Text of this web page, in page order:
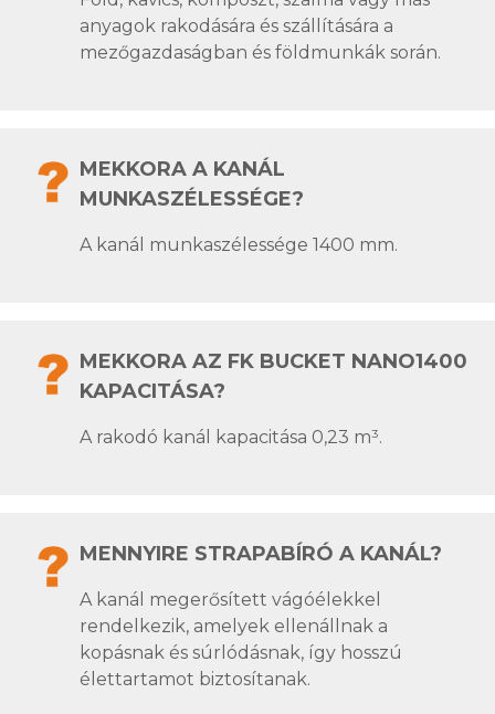
anyagok rakodására és szállítására a
mezőgazdaságban és földmunkák során.
MEKKORA A KANÁL
MUNKASZÉLESSÉGE?
A kanál munkaszélessége 1400 mm.
MEKKORA AZ FK BUCKET NANO1400
KAPACITÁSA?
A rakodó kanál kapacitása 0,23 m³.
MENNYIRE STRAPABÍRÓ A KANÁL?
A kanál megerősített vágóélekkel
rendelkezik, amelyek ellenállnak a
kopásnak és súrlódásnak, így hosszú
élettartamot biztosítanak.